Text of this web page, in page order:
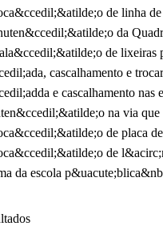
de linha
da
de lixeiras
cascalhamento e
e cascalhamento nas
na via
de placa
de
da escola